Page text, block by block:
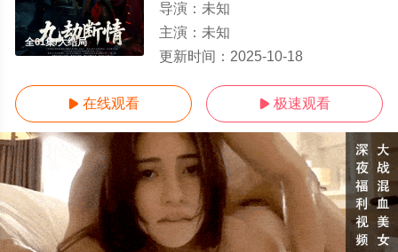
全61集/大结局
导演： 未知
主演： 未知
更新时间： 2025-10-18
 在线观看  极速观看